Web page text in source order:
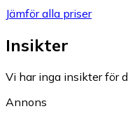
Jämför alla priser
Insikter
Vi har inga insikter för
Annons